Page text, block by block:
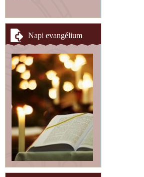
Napi evangélium